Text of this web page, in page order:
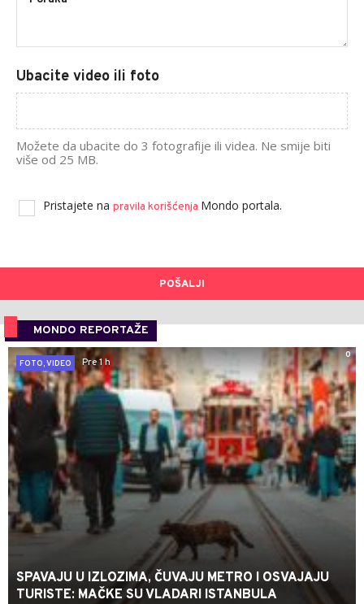
Ubacite video ili foto
Možete da ubacite do 3 fotografije ili videa. Ne smije biti
više od 25 MB.
Pristajete na pravila korišćenja Mondo portala.
POŠALJI
MONDO REPORTAŽE
0
FOTO, VIDEO
Pre 1 h
SPAVAJU U IZLOZIMA, ČUVAJU METRO I OSVAJAJU
TURISTE: MAČKE SU VLADARI ISTANBULA